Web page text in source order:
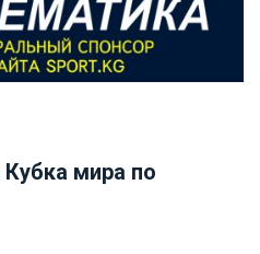
мира по